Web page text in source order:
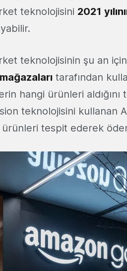
teknolojisini 2021
teknolojisinin şu an
tarafından
hangi ürünleri
teknolojisini kullanan
tespit ederek